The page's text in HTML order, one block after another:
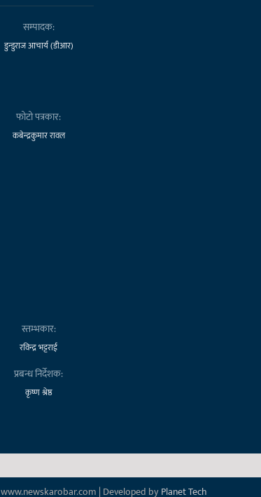
सम्पादक:
डुन्डुराज आचार्य (डीआर)
फोटो पत्रकार:
कबेन्द्रकुमार रावल
स्तम्भकार:
रविन्द्र भट्टराई
प्रबन्ध निर्देशक:
कृष्ण श्रेष्ठ
www.newskarobar.com | Developed byPlanet Tech